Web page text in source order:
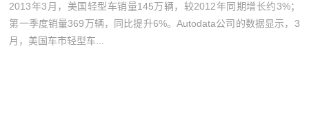
2013年3月，美国轻型车销量145万辆，较2012年同期增长约3%；
第一季度销量369万辆，同比提升6%。Autodata公司的数据显示，3
月，美国车市轻型车...